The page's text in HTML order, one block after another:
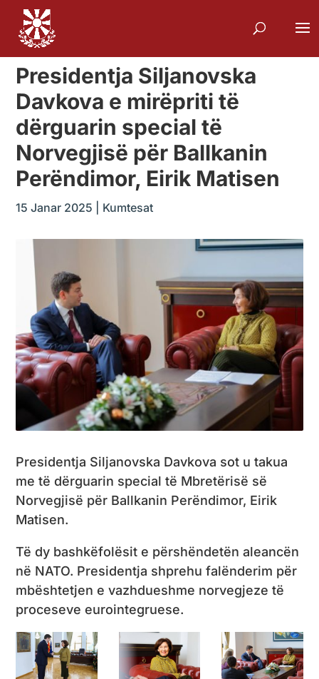
Presidentja Siljanovska
Davkova e mirëpriti të
dërguarin special të
Norvegjisë për Ballkanin
Perëndimor, Eirik Matisen
15 Janar 2025 Kumtesat
Presidentja Siljanovska Davkova sot u takua
me të dërguarin special të Mbretërisë së
Norvegjisë për Ballkanin Perëndimor, Eirik
Matisen.
Të dy bashkëfolësit e përshëndetën aleancën
në NATO. Presidentja shprehu falënderim për
mbështetjen e vazhdueshme norvegjeze të
proceseve eurointegruese.